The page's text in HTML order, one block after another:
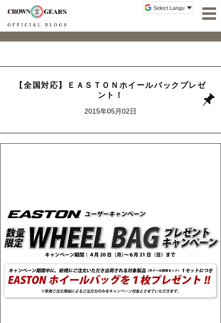
【全国対応】ＥＡＳＴＯＮホイールバックプレゼ
ント！
2015年05月02日